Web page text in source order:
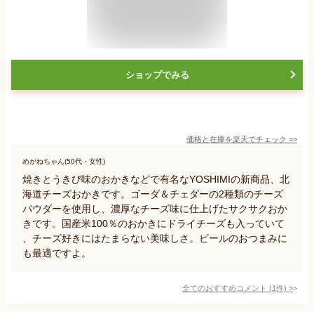
ショップでみる
価格と在庫を楽天でチェック >>
めがねちゃん(50代・女性)
焼きとうきび味のおかきなどで有名なYOSHIMIの新商品、北
海道チーズおかきです。ゴーダ＆チェダーの2種類のチーズ
パウダーを使用し、濃厚なチーズ味に仕上げたサクサクおか
きです。国産米100％のおかきにドライチーズも入っていて
、チーズ好きにはたまらない美味しさ。ビールのおつまみに
も最適ですよ。
全てのおすすめコメント (1件) >